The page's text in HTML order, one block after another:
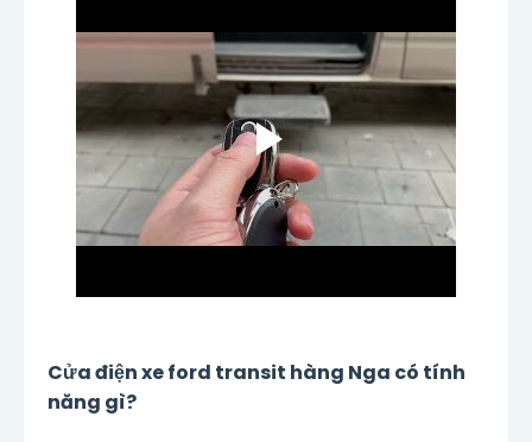
Cửa điện xe ford transit hàng Nga có tính
năng gì?